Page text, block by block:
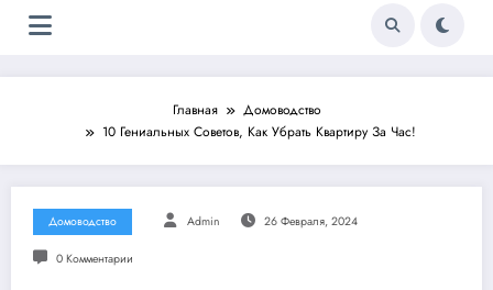
Главная
Домоводство
10 Гениальных Советов, Как Убрать Квартиру За Час!
Домоводство Admin 26 Февраля, 2024
0 Комментарии